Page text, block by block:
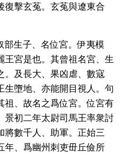
復擊玄菟。玄菟與遼東合
部生子、名位宮。伊夷模
王宮是也。其曾祖名宮、生
。及長大、果凶虐、數寇
生墮地、亦能開目視人。句
祖、故名之爲位宮。位宮有
景初二年太尉司馬王率衆討
將數千人、助軍。正始三
年、爲幽州刺吏毌丘儉所